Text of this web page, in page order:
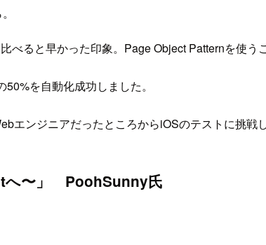
べると早かった印象。Page Object Patternを使う
を自動化成功しました。
エンジニアだったところからiOSのテストに挑戦
へ〜」 PoohSunny氏